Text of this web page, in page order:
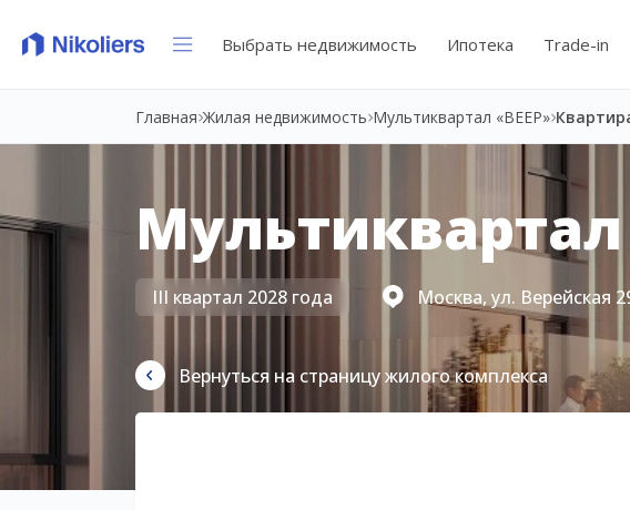
Выбрать недвижимость Ипотека Trade-in
Главная Жилая недвижимость Мультиквартал «ВЕЕР»
Мультиквартал
III квартал 2028 года Москва, ул. Верейская
Вернуться на страницу жилого комплекса